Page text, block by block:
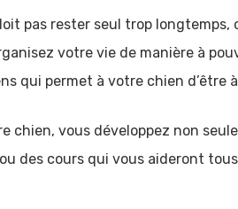
pas rester seul trop longtemps,
votre vie de manière à
qui permet à votre chien d’être à
vous développez non
des cours qui vous aideront